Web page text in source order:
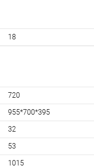
18
720
955*700*395
32
53
1015